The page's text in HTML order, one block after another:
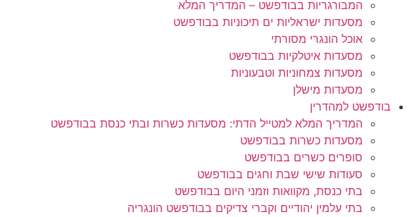
המבורגריות בבודפשט – המדריך המלא
מסעדות ישראליות ים תיכוניות בבודפשט
אוכל הונגרי מסורתי
מסעדות איטלקיות בבודפשט
מסעדות צמחוניות וטבעוניות
מסעדות מישלן
בודפשט למהדרין
המדריך המלא למטייל הדתי: מסעדות כשרות ובתי כנסת בבודפשט
מסעדות כשרות בבודפשט
סופרים כשרים בבודפשט
סעודות שישי שבת וחגים בבודפשט
בתי כנסת, מקוואות וזמני היום בבודפשט
בתי עלמין יהודיים וקברי צדיקים בבודפשט הונגריה